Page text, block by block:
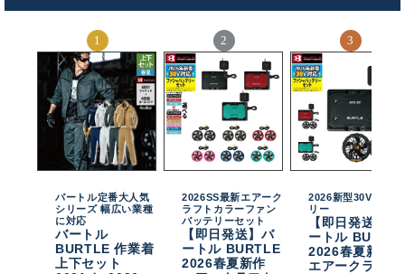
バートル定番大人気
シリーズ 幅広い業種
に対応
バートル
BURTLE 作業着
上下セット
2026SS最新エアーク
ラフトカラーファン
バッテリーセット
【即日発送】バ
ートル BURTLE
2026春夏新作
2026新型30Vバッテ
リー
【即日発送】バ
ートル
2026春夏新作
エアークラフト